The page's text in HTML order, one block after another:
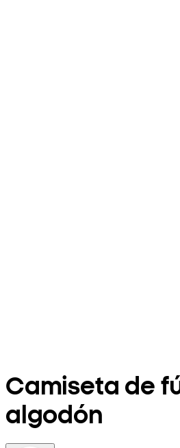
Camiseta de
algodón